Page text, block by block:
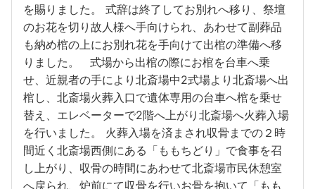
を賜りました。 式辞は終了してお別れへ移り、祭壇
のお花を切り故人様へ手向けられ、あわせて副葬品
も納め棺の上にお別れ花を手向けて出棺の準備へ移
りました。 式場から出棺の際にお棺を台車へ乗
せ、近親者の手により北斎場中2式場より北斎場へ出
棺し、北斎場火葬入口で遺体専用の台車へ棺を乗せ
替え、エレベーターで2階へ上がり北斎場へ火葬入場
を行いました。 火葬入場を済まされ収骨までの２時
間近く北斎場西側にある「ももちどり」で食事を召
し上がり、収骨の時間にあわせて北斎場市民休憩室
へ戻られ、炉前にて収骨を行いお骨を抱いて「もも